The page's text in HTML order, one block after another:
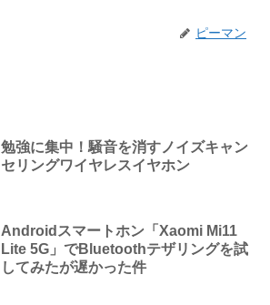
ピーマン
勉強に集中！騒音を消すノイズキャン
セリングワイヤレスイヤホン
Androidスマートホン「Xaomi Mi11
Lite 5G」でBluetoothテザリングを試
してみたが遅かった件